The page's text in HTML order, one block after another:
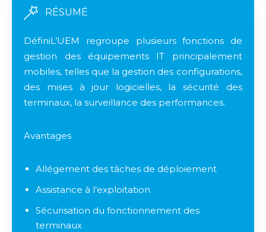
RÉSUMÉ
DéfiniL’UEM regroupe plusieurs fonctions de
gestion des équipements IT principalement
mobiles, telles que la gestion des configurations,
des mises à jour logicielles, la sécurité des
terminaux, la surveillance des performances.
Avantages
Allégement des tâches de déploiement
Assistance à l’exploitation
Sécurisation du fonctionnement des
terminaux